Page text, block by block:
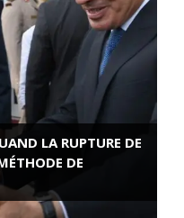
LA RUPTURE DE
DE